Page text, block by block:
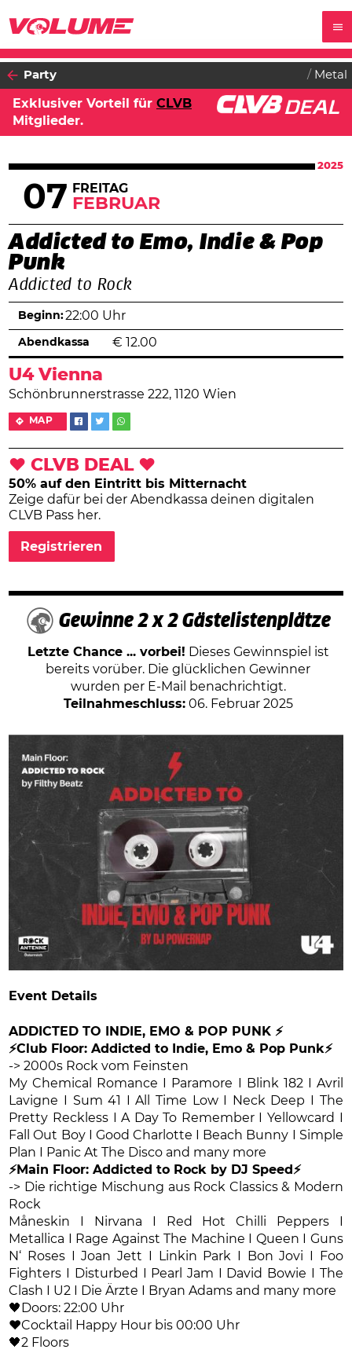
Party Metal
Exklusiver Vorteil für CLVB
Mitglieder.
2025
07 FREITAG
FEBRUAR
Addicted to Emo, Indie & Pop
Punk
Addicted to Rock
U4 Vienna
Schönbrunnerstrasse 222, 1120 Wien
MAP
❤ CLVB DEAL ❤
50% auf den Eintritt bis Mitternacht
Zeige dafür bei der Abendkassa deinen digitalen
CLVB Pass her.
Registrieren
Beginn:22:00 Uhr
Abendkassa € 12.00
Gewinne 2 x 2 Gästelistenplätze
Letzte Chance ... vorbei! Dieses Gewinnspiel ist
bereits vorüber. Die glücklichen Gewinner
wurden per E-Mail benachrichtigt.
Teilnahmeschluss:06. Februar 2025
Event Details
ADDICTED TO INDIE, EMO & POP PUNK ⚡️
⚡️Club Floor: Addicted to Indie, Emo & Pop Punk⚡️
-> 2000s Rock vom Feinsten
My Chemical Romance I Paramore I Blink 182 I Avril
Lavigne I Sum 41 I All Time Low I Neck Deep I The
Pretty Reckless I A Day To Remember I Yellowcard I
Fall Out Boy I Good Charlotte I Beach Bunny I Simple
Plan I Panic At The Disco and many more
⚡️Main Floor: Addicted to Rock by DJ Speed⚡️
-> Die richtige Mischung aus Rock Classics & Modern
Rock
Måneskin I Nirvana I Red Hot Chilli Peppers I
Metallica I Rage Against The Machine I Queen I Guns
N‘ Roses I Joan Jett I Linkin Park I Bon Jovi I Foo
Fighters I Disturbed I Pearl Jam I David Bowie I The
Clash I U2 I Die Ärzte I Bryan Adams and many more
🖤Doors: 22:00 Uhr
❤️Cocktail Happy Hour bis 00:00 Uhr
🖤2 Floors